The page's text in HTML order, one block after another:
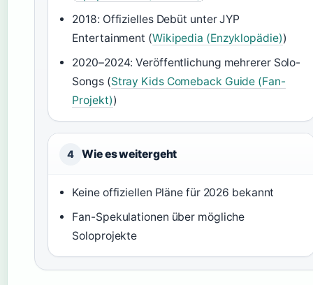
2018: Offizielles Debüt unter JYP
Entertainment (Wikipedia (Enzyklopädie))
2020–2024: Veröffentlichung mehrerer Solo-
Songs (Stray Kids Comeback Guide (Fan-
Projekt))
4 Wie es weitergeht
Keine offiziellen Pläne für 2026 bekannt
Fan-Spekulationen über mögliche
Soloprojekte